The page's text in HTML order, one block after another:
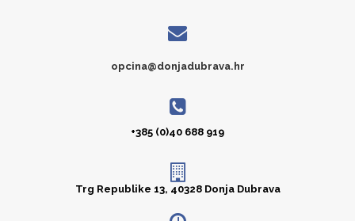
opcina@donjadubrava.hr
+385 (0)40 688 919
Trg Republike 13, 40328 Donja Dubrava